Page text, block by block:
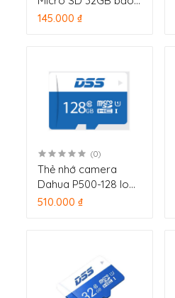
hành 10 năm
145.000 ₫
(0)
Thẻ nhớ camera
Dahua P500-128 loại
128GB
510.000 ₫